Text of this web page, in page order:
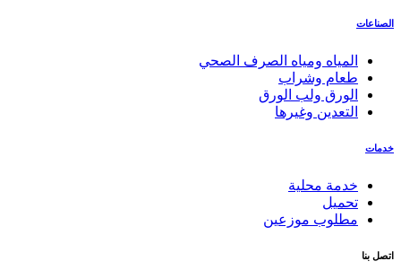
الصناعات
المياه ومياه الصرف الصحي
طعام وشراب
الورق ولب الورق
التعدين وغيرها
خدمات
خدمة محلية
تحميل
مطلوب موزعين
اتصل بنا